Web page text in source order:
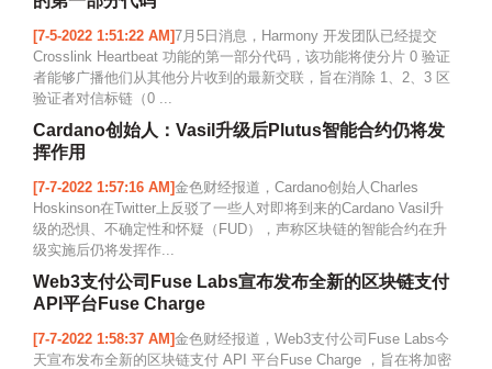
[7-5-2022 1:51:22 AM]7月5日消息，Harmony 开发团队已经提交
Crosslink Heartbeat 功能的第一部分代码，该功能将使分片 0 验证
者能够广播他们从其他分片收到的最新交联，旨在消除 1、2、3 区
验证者对信标链（0 ...
Cardano创始人：Vasil升级后Plutus智能合约仍将发
挥作用
[7-7-2022 1:57:16 AM]金色财经报道，Cardano创始人Charles
Hoskinson在Twitter上反驳了一些人对即将到来的Cardano Vasil升
级的恐惧、不确定性和怀疑（FUD），声称区块链的智能合约在升
级实施后仍将发挥作...
Web3支付公司Fuse Labs宣布发布全新的区块链支付
API平台Fuse Charge
[7-7-2022 1:58:37 AM]金色财经报道，Web3支付公司Fuse Labs今
天宣布发布全新的区块链支付 API 平台Fuse Charge ，旨在将加密